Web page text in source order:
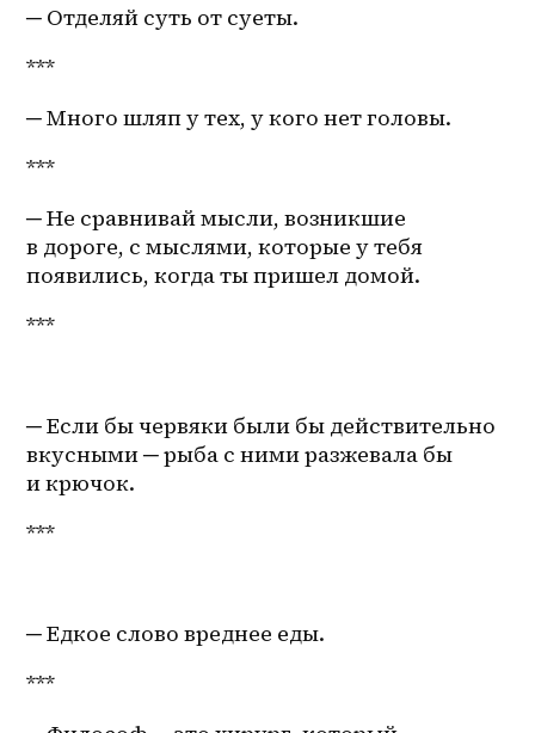
─ Отделяй суть от суеты.
***
─ Много шляп у тех, у кого нет головы.
***
─ Не сравнивай мысли, возникшие
в дороге, с мыслями, которые у тебя
появились, когда ты пришел домой.
***
─ Если бы червяки были бы действительно
вкусными ─ рыба с ними разжевала бы
и крючок.
***
─ Едкое слово вреднее еды.
***